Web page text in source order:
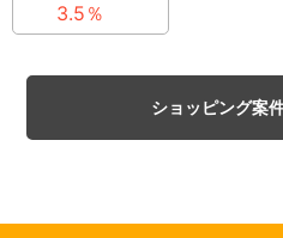
3.5％
ショッピング案